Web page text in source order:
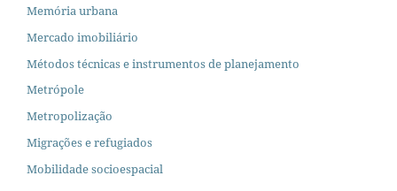
Memória urbana
Mercado imobiliário
Métodos técnicas e instrumentos de planejamento
Metrópole
Metropolização
Migrações e refugiados
Mobilidade socioespacial